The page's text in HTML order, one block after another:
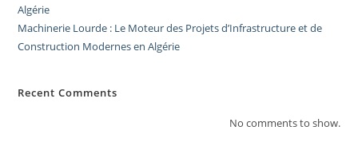
Algérie
Machinerie Lourde : Le Moteur des Projets d’Infrastructure et de
Construction Modernes en Algérie
Recent Comments
No comments to show.